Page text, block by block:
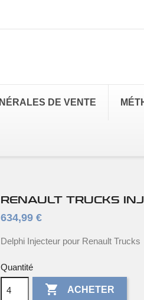
DE VENTE
RENAULT TRUCKS
634,99 €
Delphi Injecteur pour Renault Trucks
Quantité
 ACHETER